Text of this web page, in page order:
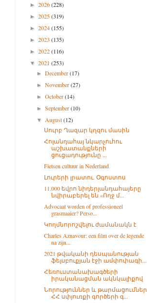
► 2026(228)
► 2025(319)
► 2024(155)
► 2023 (135)
► 2022(116)
▼ 2021 (253)
►December(17)
►November(27)
►October(14)
►September(10)
▼August(12)
Սուրբ Ղազար կղզու մասին
Հոլանդահայ նկարչուհու
աշխատանքների
ցուցադությունը ...
Fietsen cultuur in Nederland
Լուրերի լրատու. Օգոստոս
11.000 եվրո նիդերլանդահայերը
նվիրաբերել են «Ողջ մ...
Advocaat worden of professioneel
grasmaaier? Perso...
Կողմնորոշվելու ժամանակն է
Charles Aznavour: een film over de legende
na zijn...
2021 թվականի դեսպանության
ֆեյսբուքյան էջի ամփոփագի...
Հեռուստանախագծերի
իրականացման ակնկալիքով
Նորություններ և թարմացումներ
ՀՀ սփյուռքի գործերի գ...